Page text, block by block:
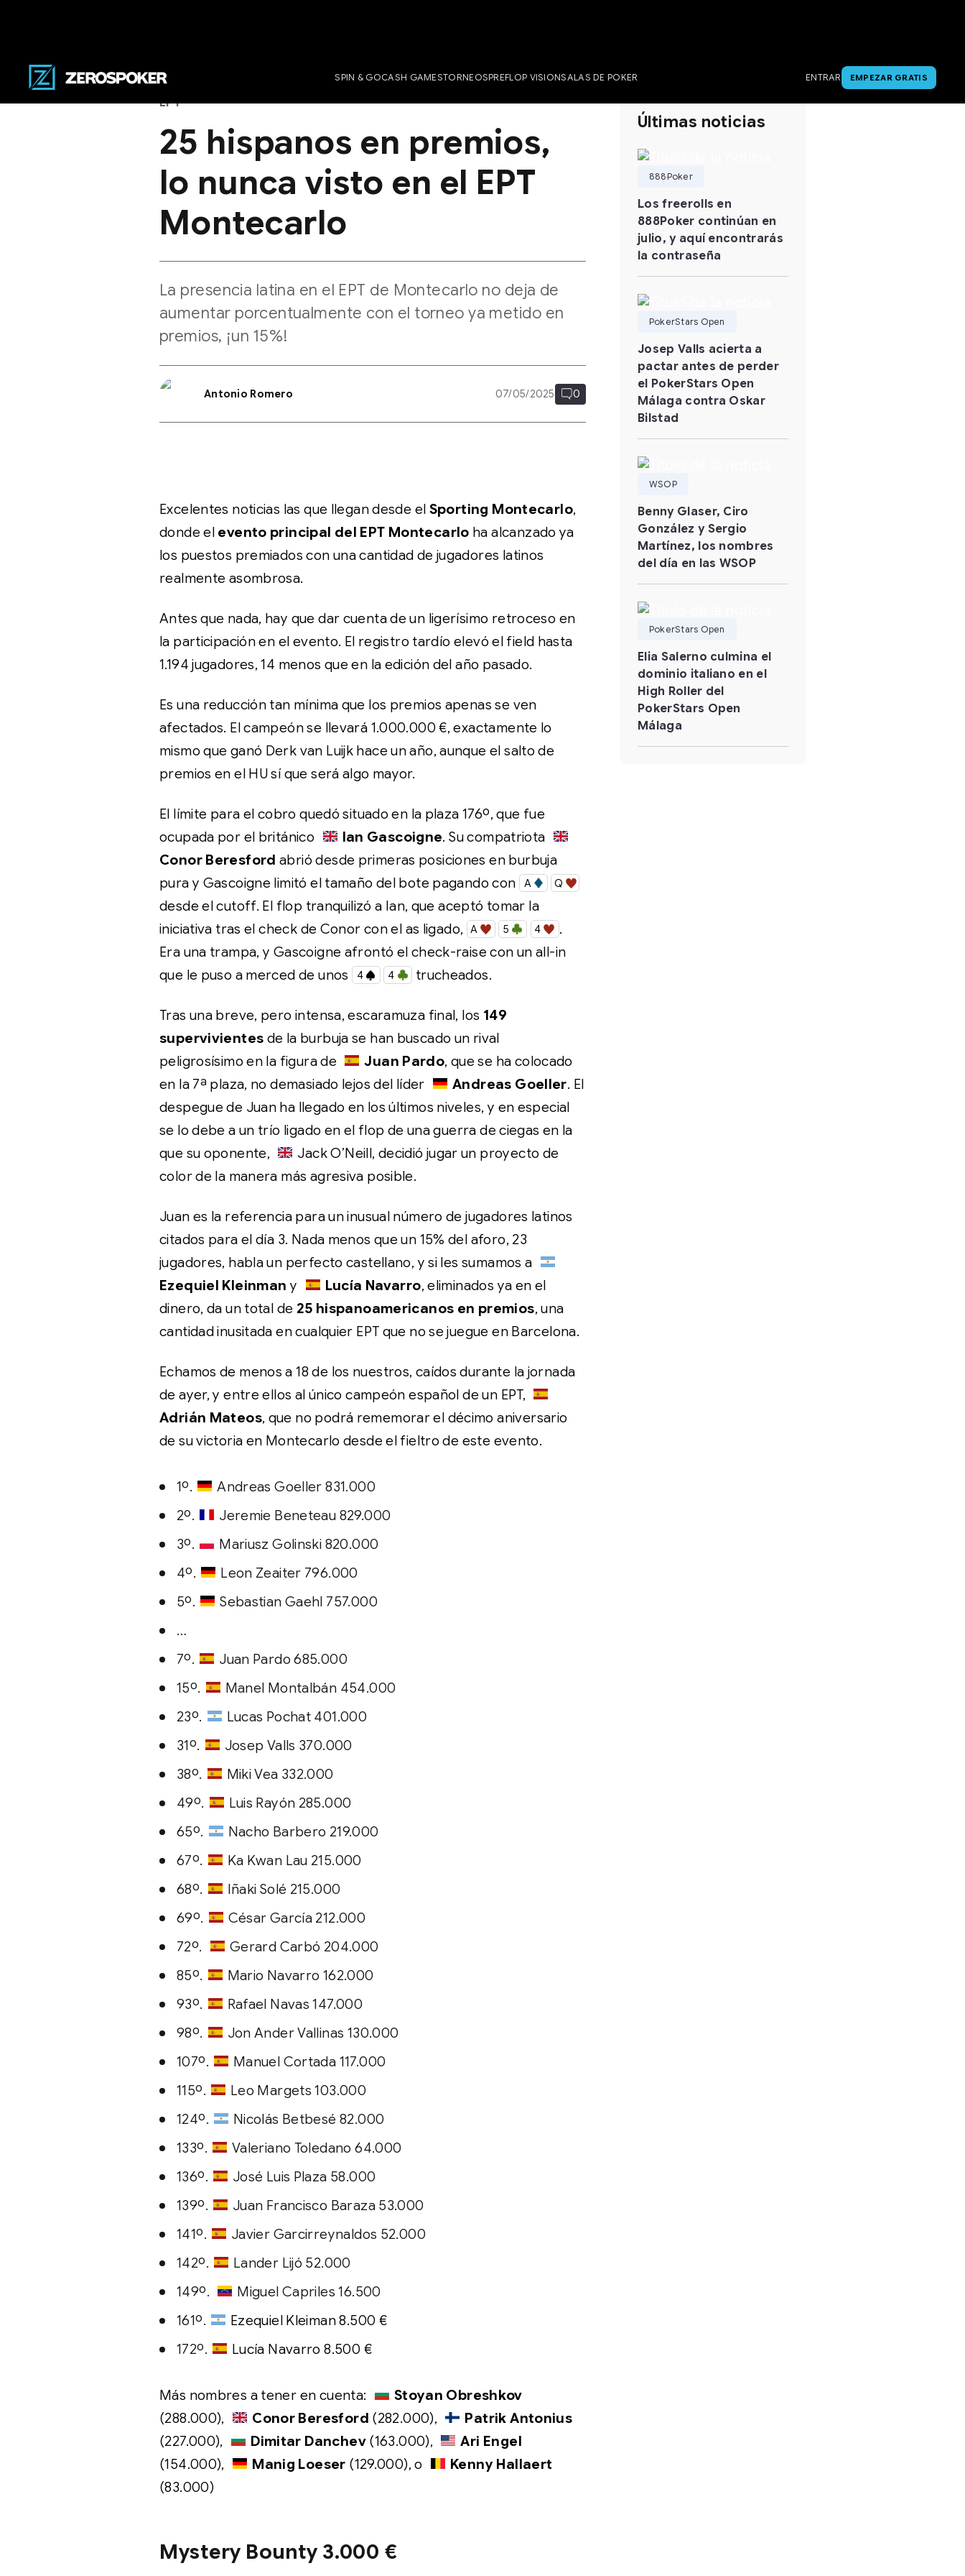
SPIN & GOCASH GAMESTORNEOSPREFLOP VISIONSALAS DE POKER ENTRAR EMPEZAR GRATIS
EPT
25 hispanos en premios,
lo nunca visto en el EPT
Montecarlo
La presencia latina en el EPT de Montecarlo no deja de
aumentar porcentualmente con el torneo ya metido en
premios, ¡un 15%!
Antonio Romero 07/05/2025 0
Excelentes noticias las que llegan desde el Sporting Montecarlo,
donde el evento principal del EPT Montecarlo ha alcanzado ya
los puestos premiados con una cantidad de jugadores latinos
realmente asombrosa.
Antes que nada, hay que dar cuenta de un ligerísimo retroceso en
la participación en el evento. El registro tardío elevó el field hasta
1.194 jugadores, 14 menos que en la edición del año pasado.
Es una reducción tan mínima que los premios apenas se ven
afectados. El campeón se llevará 1.000.000 €, exactamente lo
mismo que ganó Derk van Luijk hace un año, aunque el salto de
premios en el HU sí que será algo mayor.
El límite para el cobro quedó situado en la plaza 176º, que fue
ocupada por el británico
Ian Gascoigne. Su compatriota
Conor Beresfordabrió desde primeras posiciones en burbuja
pura y Gascoigne limitó el tamaño del bote pagando con
A Q
desde el cutoff. El flop tranquilizó a Ian, que aceptó tomar la
iniciativa tras el check de Conor con el as ligado,
A 5 4
.
Era una trampa, y Gascoigne afrontó el check-raise con un all-in
que le puso a merced de unos
4 4 trucheados.
Tras una breve, pero intensa, escaramuza final, los 149
supervivientes de la burbuja se han buscado un rival
peligrosísimo en la figura de
Juan Pardo, que se ha colocado
en la 7ª plaza, no demasiado lejos del líder
Andreas Goeller. El
despegue de Juan ha llegado en los últimos niveles, y en especial
se lo debe a un trío ligado en el flop de una guerra de ciegas en la
que su oponente,
Jack O’Neill, decidió jugar un proyecto de
color de la manera más agresiva posible.
Juan es la referencia para un inusual número de jugadores latinos
citados para el día 3. Nada menos que un 15% del aforo, 23
jugadores, habla un perfecto castellano, y si les sumamos a
Ezequiel Kleinman y Lucía Navarro, eliminados ya en el
dinero, da un total de 25 hispanoamericanos en premios, una
cantidad inusitada en cualquier EPT que no se juegue en Barcelona.
Echamos de menos a 18 de los nuestros, caídos durante la jornada
de ayer, y entre ellos al único campeón español de un EPT,
Adrián Mateos, que no podrá rememorar el décimo aniversario
de su victoria en Montecarlo desde el fieltro de este evento.
1º.
Andreas Goeller 831.000
2º.
Jeremie Beneteau 829.000
3º.
Mariusz Golinski 820.000
4º.
Leon Zeaiter 796.000
5º.
Sebastian Gaehl 757.000
…
7º.
Juan Pardo 685.000
15º.
Manel Montalbán 454.000
23º.
Lucas Pochat 401.000
31º.
Josep Valls 370.000
38º.
Miki Vea 332.000
49º.
Luis Rayón 285.000
65º.
Nacho Barbero 219.000
67º.
Ka Kwan Lau 215.000
68º.
Iñaki Solé 215.000
69º.
César García 212.000
72º.
Gerard Carbó 204.000
85º.
Mario Navarro 162.000
93º.
Rafael Navas 147.000
98º.
Jon Ander Vallinas 130.000
107º.
Manuel Cortada 117.000
115º.
Leo Margets 103.000
124º.
Nicolás Betbesé 82.000
133º.
Valeriano Toledano 64.000
136º.
José Luis Plaza 58.000
139º.
Juan Francisco Baraza 53.000
141º.
Javier Garcirreynaldos 52.000
142º.
Lander Lijó 52.000
149º.
Miguel Capriles 16.500
161º.
Ezequiel Kleiman 8.500 €
172º.
Lucía Navarro 8.500 €
Más nombres a tener en cuenta:
Stoyan Obreshkov
(288.000),
Conor Beresford (282.000),
Patrik Antonius
(227.000),
Dimitar Danchev (163.000),
Ari Engel
(154.000),
Manig Loeser (129.000), o
Kenny Hallaert
(83.000)
Mystery Bounty 3.000 €
Últimas noticias
888Poker
Los freerolls en
888Poker continúan en
julio, y aquí encontrarás
la contraseña
PokerStars Open
Josep Valls acierta a
pactar antes de perder
el PokerStars Open
Málaga contra Oskar
Bilstad
WSOP
Benny Glaser, Ciro
González y Sergio
Martínez, los nombres
del día en las WSOP
PokerStars Open
Elia Salerno culmina el
dominio italiano en el
High Roller del
PokerStars Open
Málaga